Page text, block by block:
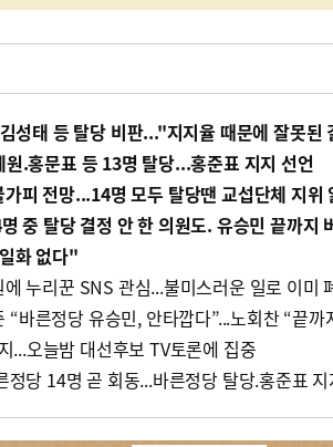
성태 등 탈당 비판..."지지율 때문에 잘못된
.홍문표 등 13명 탈당...홍준표 지지 선언
피 전망...14명 모두 탈당땐 교섭단체 지위
중 탈당 결정 안 한 의원도. 유승민 끝까지
화 없다"
누리꾼 SNS 관심...불미스러운 일로 이미
“바른정당 유승민, 안타깝다”...노회찬 “끝까
...오늘밤 대선후보 TV토론에 집중
정당 14명 곧 회동...바른정당 탈당.홍준표